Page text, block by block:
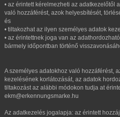
• az érintett kérelmezheti az adatkezelőtől
való hozzáférést, azok helyesbítését,
és
• tiltakozhat az ilyen személyes adatok
• az érintettnek joga van az
bármely időpontban történő
A személyes adatokhoz való hozzáférést,
kezelésének korlátozását, az adatok
tiltakozást az alábbi módokon tudja at
ekm@erkennungsmarke.hu
Az adatkezelés jogalapja: az érintett